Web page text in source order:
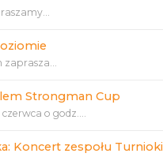
zaprasza...
Strongman Cup
o godz....
Koncert zespołu Turnioki